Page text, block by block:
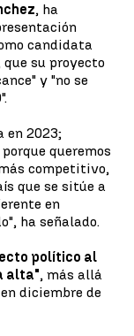
, ha
candidata
su proyecto
y "no se
en 2023;
queremos
competitivo,
que se sitúe a
en
ha señalado.
político al
alta", más allá
diciembre de